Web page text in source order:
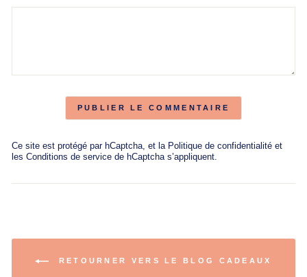
PUBLIER LE COMMENTAIRE
Ce site est protégé par hCaptcha, et la Politique de confidentialité et
les Conditions de service de hCaptcha s’appliquent.
RETOURNER VERS LE BLOG CADEAUX